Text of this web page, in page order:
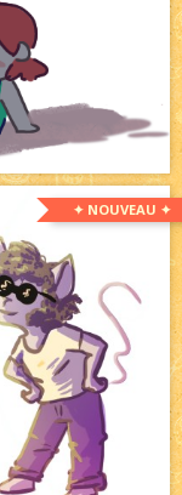
✦ NOUVEAU ✦